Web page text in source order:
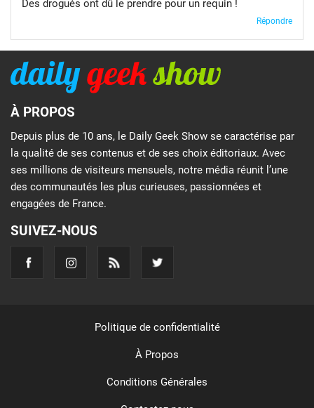
Des drogués ont dû le prendre pour un requin !
Répondre
À PROPOS
Depuis plus de 10 ans, le Daily Geek Show se caractérise par
la qualité de ses contenus et de ses choix éditoriaux. Avec
ses millions de visiteurs mensuels, notre média réunit l’une
des communautés les plus curieuses, passionnées et
engagées de France.
SUIVEZ-NOUS
Politique de confidentialité
À Propos
Conditions Générales